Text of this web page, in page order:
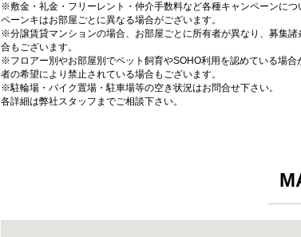
※敷金・礼金・フリーレント・仲介手数料など各種キャンペーンに
ペーンキはお部屋ごとに異なる場合がございます。
※分譲賃貸マンションの場合、お部屋ごとに所有者が異なり、募集
合もございます。
※フロアー別やお部屋別でペット飼育やSOHO利用を認めている場
者の希望により禁止されている場合もございます。
※駐輪場・バイク置場・駐車場等の空き状況はお問合せ下さい。
各詳細は弊社スタッフまでご相談下さい。